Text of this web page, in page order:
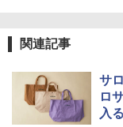
関連記事
サ
ロ
入